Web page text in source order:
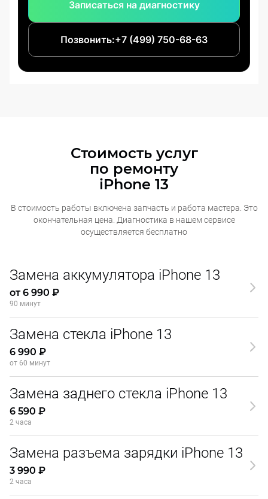
Записаться на диагностику
Позвонить:+7 (499) 750-68-63
Стоимость услуг
по ремонту
iPhone 13
В стоимость работы включена запчасть и работа мастера. Это
окончательная цена. Диагностика в нашем сервисе
осуществляется бесплатно
Замена аккумулятора iPhone 13
от 6 990 ₽
90 минут
Замена стекла iPhone 13
6 990 ₽
от 60 минут
Замена заднего стекла iPhone 13
6 590 ₽
2 часа
Замена разъема зарядки iPhone 13
3 990 ₽
2 часа